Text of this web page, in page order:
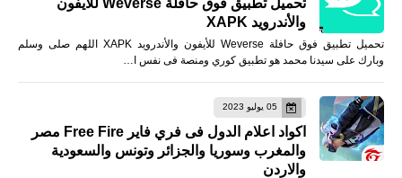
تحميل تطبيق فوق حافلة Weverse للأيفون
والأندرويد XAPK
تحميل تطبيق فوق حافلة Weverse للأيفون والأندرويد XAPK اللهم صلى وسلم
وبارك على سيدنا محمد هو تطبيق كوري ومنصة فى نفس ا…
05 يوليو 2023
اكواد اعلام الدول فى فري فاير Free Fire مصر
والمغرب وسوريا والجزائر وتونس والسعودية
والاردن